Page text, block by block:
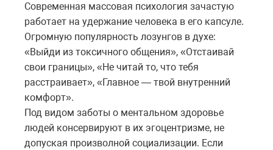
Современная массовая психология зачастую
работает на удержание человека в его капсуле.
Огромную популярность лозунгов в духе:
«Выйди из токсичного общения», «Отстаивай
свои границы», «Не читай то, что тебя
расстраивает», «Главное — твой внутренний
комфорт».
Под видом заботы о ментальном здоровье
людей консервируют в их эгоцентризме, не
допуская произволной социализации. Если